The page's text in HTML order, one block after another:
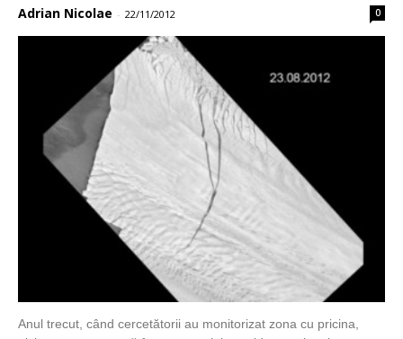
Adrian Nicolae - 22/11/2012 0
Anul trecut, când cercetătorii au monitorizat zona cu pricina,